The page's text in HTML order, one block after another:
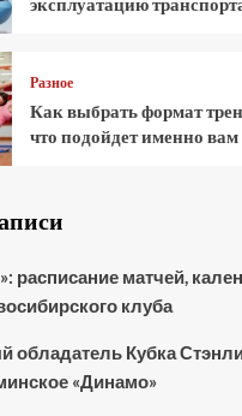
Разное
Как выбрать формат
что подойдет именно вам
расписание матчей,
клуба
обладатель Кубка
«Динамо»